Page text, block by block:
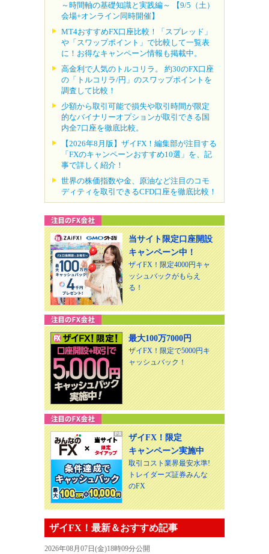
～時間軸の基礎知識と実践編～ 【9/5（土）
会場+オンライン同時開催】
MT4おすすめFX口座比較！「スプレッド」
や「スワップポイント」で比較して一覧表
に！お得なキャンペーン情報も掲載中。
高金利で人気のトルコリラ。 約30のFX口座
の「トルコリラ/円」のスワップポイントを
調査して比較！
少額から取引可能で損失や取引時間が限定
的なバイナリーオプションが取引できる国
内全7口座を徹底比較。
【2026年8月版】ザイFX！編集部が注目する
「FXのキャンペーンおすすめ10選」を、記
事で詳しく紹介！
世界の株価指数や金、原油など注目のコモ
ディティを取引できるCFD口座を徹底比較！
当サイト限定口座開設
キャンペーン中！
ザイFX！限定4000円キャ
ッシュバックがもらえ
る！
最大100万7000円
ザイFX！限定で5000円キ
ャッシュバック！
ザイFX！限定
キャンペーン実施中
取引コスト業界最安水準!
トレイダーズ証券みんな
のFX
ザイFX！最新＆おすすめ記事
2026年08月07日(金)18時09分公開